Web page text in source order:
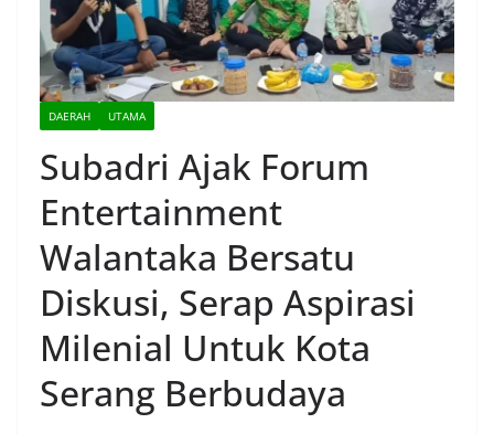
DAERAH UTAMA
Subadri Ajak Forum
Entertainment
Walantaka Bersatu
Diskusi, Serap Aspirasi
Milenial Untuk Kota
Serang Berbudaya